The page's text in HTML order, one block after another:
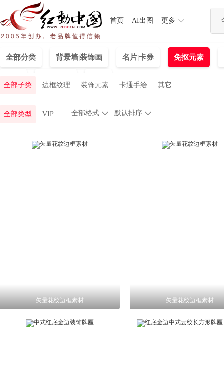
首页 AI出图 更多
全部分类 背景墙|装饰画 名片|卡券 免抠元素
全部子类 边框纹理 装饰元素 卡通手绘 其它
全部类型 VIP 
全部格式 默认排序 
矢量花纹边框素材 矢量花纹边框素材